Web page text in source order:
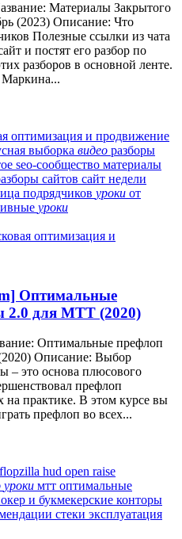
Материалы Закрытого
(2023) Описание: Что
Полезные ссылки из чата
и постят его разбор по
разборов в основной ленте.
оптимизация и продвижение
выборка видео разборы
seo-сообщество материалы
сайтов сайт недели
подрядчиков уроки от
уроки
оптимизация и
Оптимальные
2.0 для МТТ (2020)
Оптимальные префлоп
Описание: Выбор
– это основа плюсового
префлоп
на практике. В этом курсе вы
префлоп во всех...
flopzilla hud open raise
уроки мтт оптимальные
и букмекерские конторы
стеки эксплуатация